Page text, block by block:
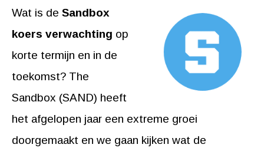
Wat is de Sandbox
koers verwachting op
korte termijn en in de
toekomst? The
Sandbox (SAND) heeft
het afgelopen jaar een extreme groei
doorgemaakt en we gaan kijken wat de